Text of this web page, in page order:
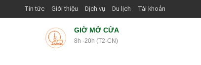
Shop | Với Giá Tốt Nhất
Tin tức Giới thiệu Dịch vụ Du lịch Tài khoản
GIỜ MỞ CỬA
8h -20h (T2-CN)